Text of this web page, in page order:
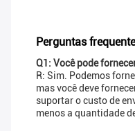
Perguntas
Q1: Você pode
R: Sim. Podemos
mas você deve
suportar o custo de
menos a quantidade